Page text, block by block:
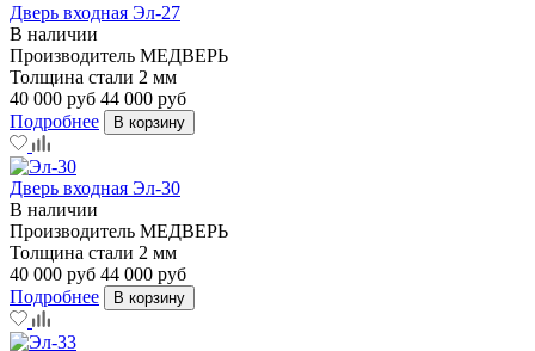
Дверь входная Эл-27
В наличии
Производитель МЕДВЕРЬ
Толщина стали 2 мм
40 000 руб 44 000 руб
Подробнее
В корзину
Дверь входная Эл-30
В наличии
Производитель МЕДВЕРЬ
Толщина стали 2 мм
40 000 руб 44 000 руб
Подробнее
В корзину